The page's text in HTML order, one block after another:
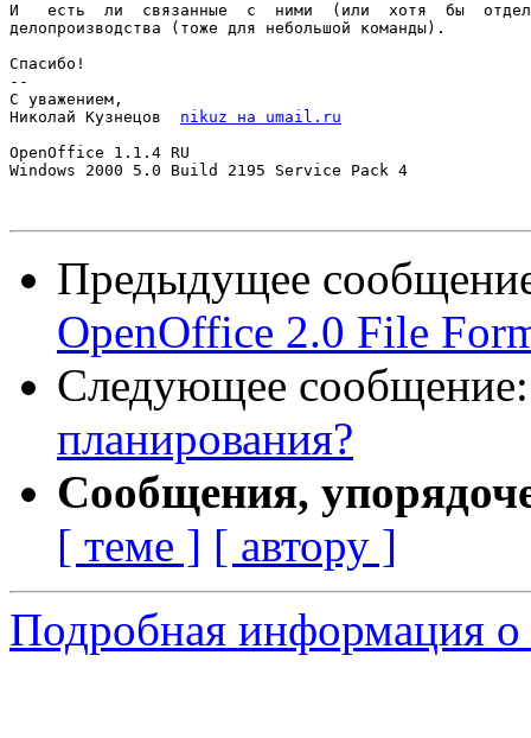
И   есть  ли  связанные  с  ними  (или  хотя  бы
делопроизводства (тоже для небольшой команды).
Спасибо!
--
С уважением,
Николай Кузнецов nikuz на umail.ru
OpenOffice 1.1.4 RU
Windows 2000 5.0 Build 2195 Service Pack 4
Предыдущее
OpenOffice 2.0 File
Следующее
планирования?
Сообщения,
[ теме ] [ автору ]
Подробная информация о